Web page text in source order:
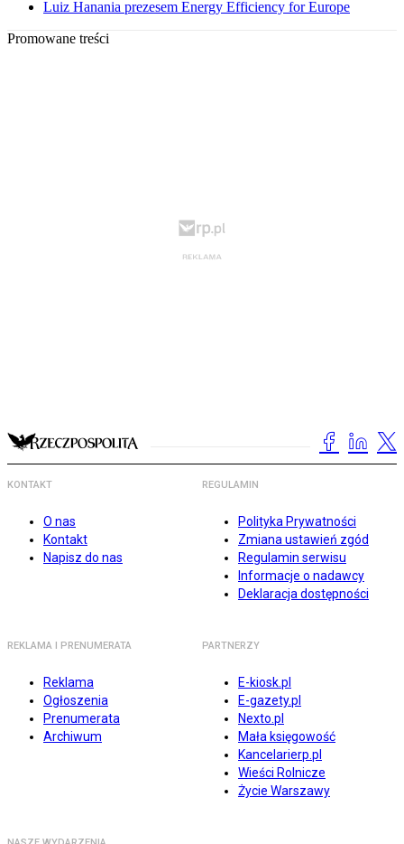
Luiz Hanania prezesem Energy Efficiency for Europe
Promowane treści
KONTAKT
O nas
Kontakt
Napisz do nas
REGULAMIN
Polityka Prywatności
Zmiana ustawień zgód
Regulamin serwisu
Informacje o nadawcy
Deklaracja dostępności
REKLAMA I PRENUMERATA
Reklama
Ogłoszenia
Prenumerata
Archiwum
PARTNERZY
E-kiosk.pl
E-gazety.pl
Nexto.pl
Mała księgowość
Kancelarierp.pl
Wieści Rolnicze
Życie Warszawy